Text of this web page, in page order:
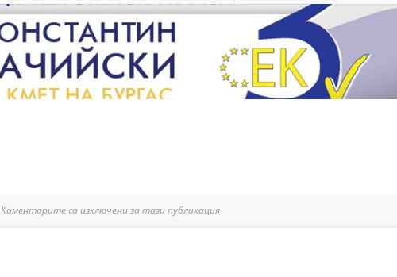
Коментарите са изключени за тази публикация